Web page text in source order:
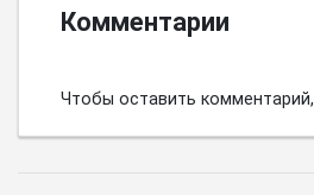
Комментарии
Чтобы оставить комментарий,